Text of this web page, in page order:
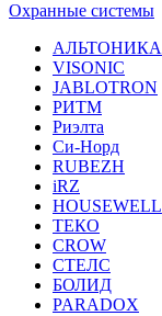
Охранные системы
АЛЬТОНИКА
VISONIC
JABLOTRON
РИТМ
Риэлта
Си-Норд
RUBEZH
iRZ
HOUSEWELL
ТЕКО
CROW
СТЕЛС
БОЛИД
PARADOX